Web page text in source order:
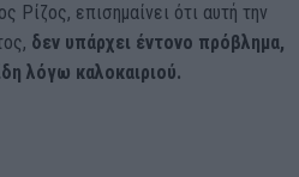
επισημαίνει ότι αυτή την
δεν υπάρχει έντονο πρόβλημα,
λόγω καλοκαιριού.